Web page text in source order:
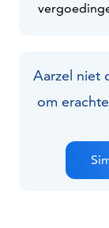
Aarzel niet
om